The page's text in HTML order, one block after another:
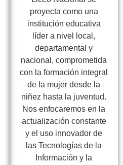
proyecta como una
institución educativa
líder a nivel local,
departamental y
nacional, comprometida
con la formación integral
de la mujer desde la
niñez hasta la juventud.
Nos enfocaremos en la
actualización constante
y el uso innovador de
las Tecnologías de la
Información y la